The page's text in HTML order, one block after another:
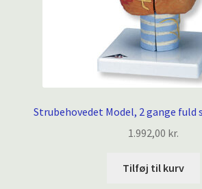
Strubehovedet Model, 2 gange fuld
1.992,00 kr.
Tilføj til kurv